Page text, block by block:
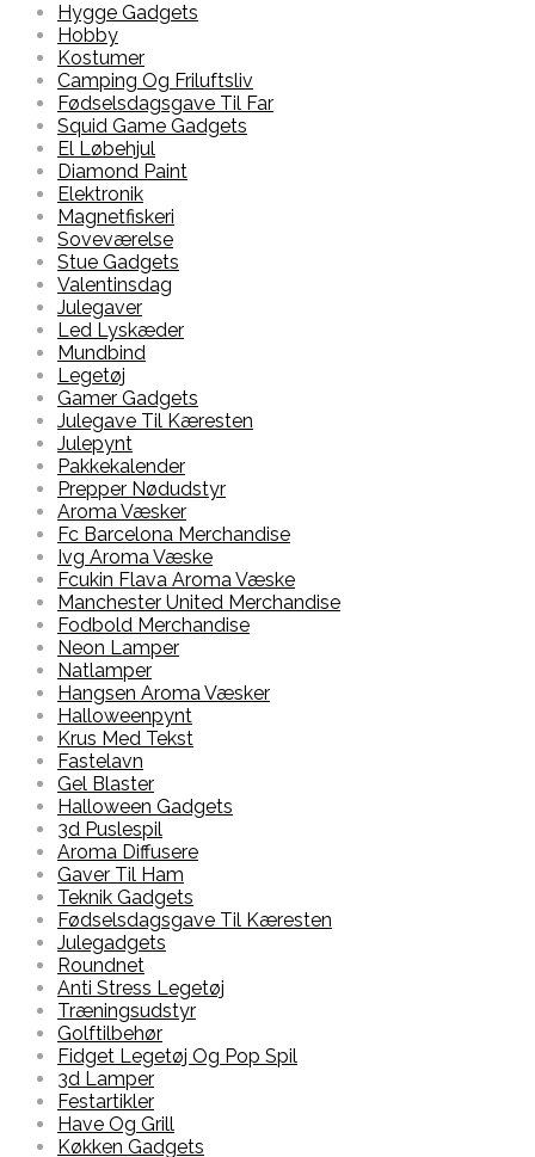
Hygge Gadgets
Hobby
Kostumer
Camping Og Friluftsliv
Fødselsdagsgave Til Far
Squid Game Gadgets
El Løbehjul
Diamond Paint
Elektronik
Magnetfiskeri
Soveværelse
Stue Gadgets
Valentinsdag
Julegaver
Led Lyskæder
Mundbind
Legetøj
Gamer Gadgets
Julegave Til Kæresten
Julepynt
Pakkekalender
Prepper Nødudstyr
Aroma Væsker
Fc Barcelona Merchandise
Ivg Aroma Væske
Fcukin Flava Aroma Væske
Manchester United Merchandise
Fodbold Merchandise
Neon Lamper
Natlamper
Hangsen Aroma Væsker
Halloweenpynt
Krus Med Tekst
Fastelavn
Gel Blaster
Halloween Gadgets
3d Puslespil
Aroma Diffusere
Gaver Til Ham
Teknik Gadgets
Fødselsdagsgave Til Kæresten
Julegadgets
Roundnet
Anti Stress Legetøj
Træningsudstyr
Golftilbehør
Fidget Legetøj Og Pop Spil
3d Lamper
Festartikler
Have Og Grill
Køkken Gadgets